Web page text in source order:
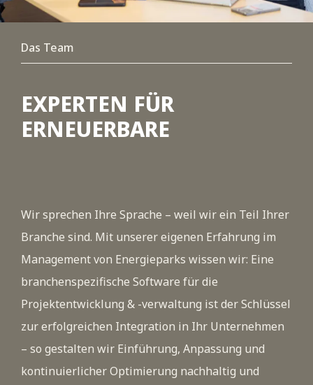
Das Team
EXPERTEN FÜR
ERNEUERBARE
Wir sprechen Ihre Sprache – weil wir ein Teil Ihrer
Branche sind. Mit unserer eigenen Erfahrung im
Management von Energieparks wissen wir: Eine
branchenspezifische Software für die
Projektentwicklung & -verwaltung ist der Schlüssel
zur erfolgreichen Integration in Ihr Unternehmen
– so gestalten wir Einführung, Anpassung und
kontinuierlicher Optimierung nachhaltig und